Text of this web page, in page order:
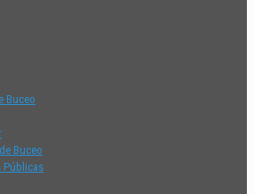
Buceo
Buceo
Públicas